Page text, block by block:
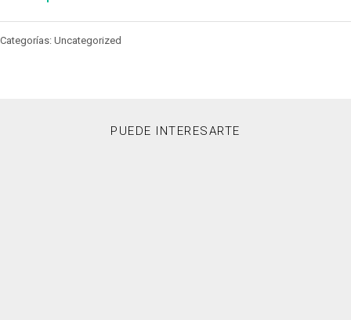
Categorías: Uncategorized
PUEDE INTERESARTE